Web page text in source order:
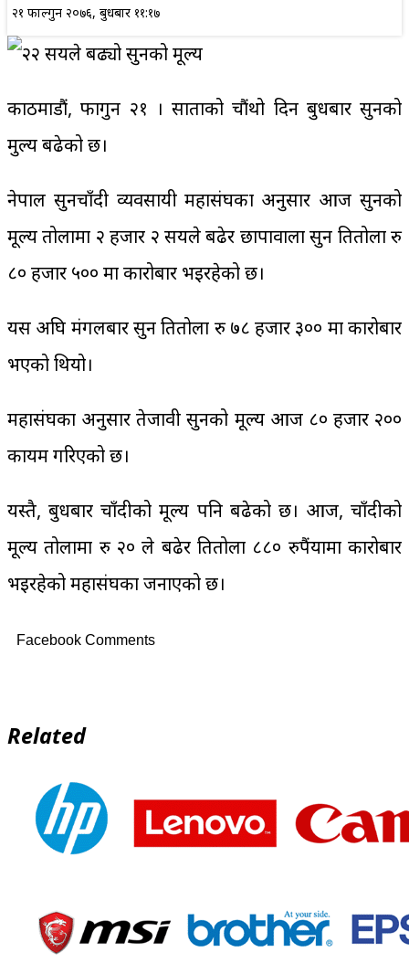
२१ फाल्गुन २०७६, बुधबार ११:१७
काठमाडौं, फागुन २१ । साताको चौंथो दिन बुधबार सुनको
मुल्य बढेको छ।
नेपाल सुनचाँदी व्यवसायी महासंघका अनुसार आज सुनको
मूल्य तोलामा २ हजार २ सयले बढेर छापावाला सुन प्रतितोला रु
८० हजार ५०० मा कारोबार भइरहेको छ।
यस अघि मंगलबार सुन प्रतितोला रु ७८ हजार ३०० मा कारोबार
भएको थियो।
महासंघका अनुसार तेजावी सुनको मूल्य आज ८० हजार २००
कायम गरिएको छ।
यस्तै, बुधबार चाँदीको मूल्य पनि बढेको छ। आज, चाँदीको
मूल्य तोलामा रु २० ले बढेर प्रतितोला ८८० रुपैंयामा कारोबार
भइरहेको महासंघका जनाएको छ।
Facebook Comments
Related